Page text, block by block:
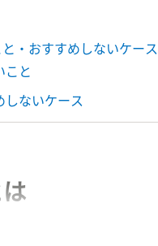
・おすすめしないケース
こと
しないケース